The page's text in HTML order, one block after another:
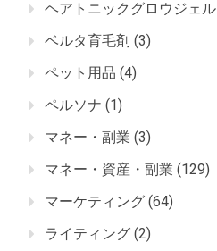
ヘアトニックグロウジェル
ベルタ育毛剤 (3)
ペット用品 (4)
ペルソナ (1)
マネー・副業 (3)
マネー・資産・副業 (129)
マーケティング (64)
ライティング (2)